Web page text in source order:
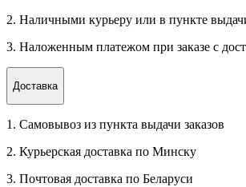
2. Наличными курьеру или в пункте
3. Наложенным платежом при заказе с
Доставка
1. Самовывоз из пункта выдачи заказов
2. Курьерская доставка по Минску
3. Почтовая доставка по Беларуси